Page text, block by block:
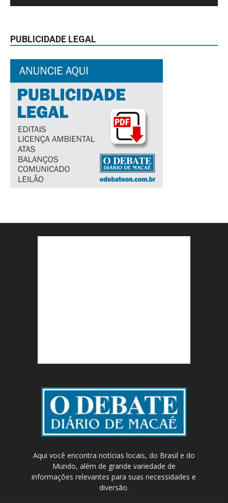
PUBLICIDADE LEGAL
Aqui você encontra notícias locais, do Brasil e do
Mundo, além de grande variedade de
informações relevantes para suas necessidades e
diversão.